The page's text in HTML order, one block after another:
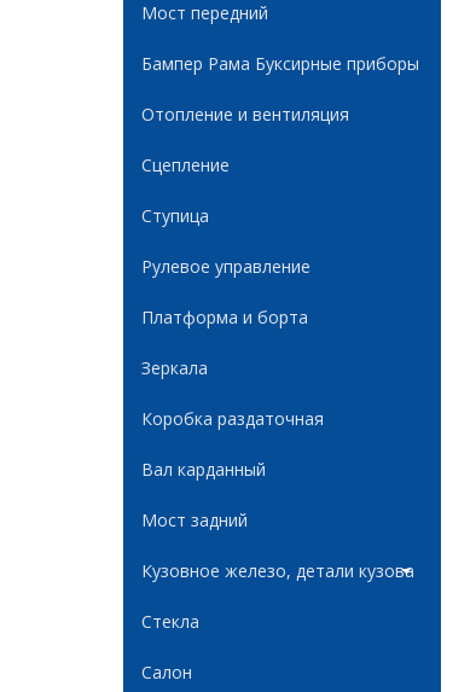
Мост передний
Бампер Рама Буксирные приборы
Отопление и вентиляция
Сцепление
Ступица
Рулевое управление
Платформа и борта
Зеркала
Коробка раздаточная
Вал карданный
Мост задний
Кузовное железо, детали кузова
Стекла
Салон